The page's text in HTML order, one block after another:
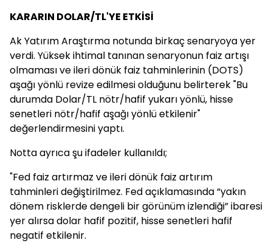
KARARIN DOLAR/TL'YE ETKİSİ
Ak Yatırım Araştırma notunda birkaç senaryoya yer
verdi. Yüksek ihtimal tanınan senaryonun faiz artışı
olmaması ve ileri dönük faiz tahminlerinin (DOTS)
aşağı yönlü revize edilmesi olduğunu belirterek "Bu
durumda Dolar/TL nötr/hafif yukarı yönlü, hisse
senetleri nötr/hafif aşağı yönlü etkilenir"
değerlendirmesini yaptı.
Notta ayrıca şu ifadeler kullanıldı;
"Fed faiz artırmaz ve ileri dönük faiz artırım
tahminleri değiştirilmez. Fed açıklamasında “yakın
dönem risklerde dengeli bir görünüm izlendiği” ibaresi
yer alırsa dolar hafif pozitif, hisse senetleri hafif
negatif etkilenir.